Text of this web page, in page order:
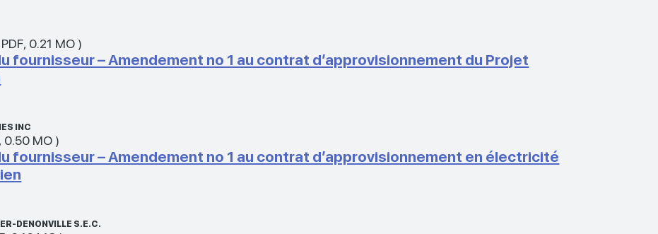
PDF, 0.21 MO )
fournisseur – Amendement no 1 au contrat d’approvisionnement du Projet
INC
, 0.50 MO )
fournisseur – Amendement no 1 au contrat d’approvisionnement en électricité
DENONVILLE S.E.C.